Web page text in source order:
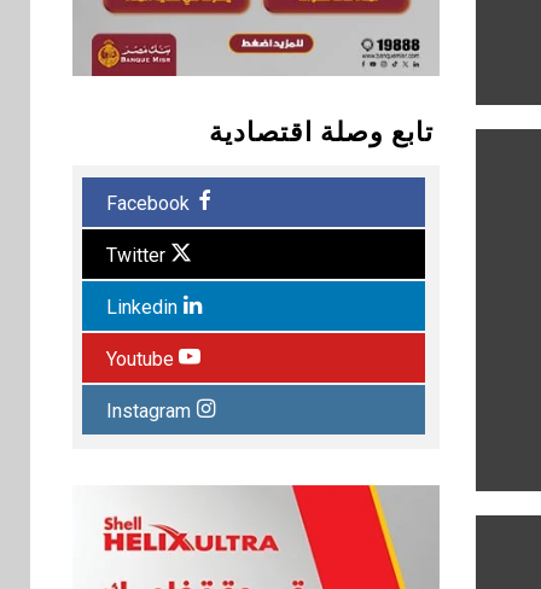
تابع وصلة اقتصادية
Facebook
Twitter
Linkedin
Youtube
Instagram